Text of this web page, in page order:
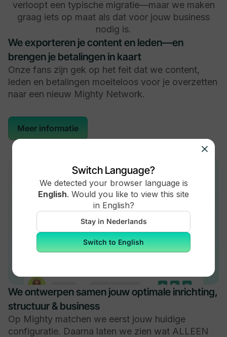
verloopt een typische migratie—maar we maken
graag iets op maat als dat voor jouw business
nodig is.
We exporteren je content en leden—en
brengen je betalingen in kaart
Onze fans zijn gek op het feit dat we content,
leden en betalingen moeiteloos voor je overzetten
naar een nieuw Mighty Network.
Meer informatie
We ontwerpen samen jouw optimale inrichting,
structuur & business
Op Mighty matchen we eerst jouw huidige
configuratie. Daarna laten we zien wat ALLEEN
Switch Language?
We detected your browser language is
English. Would you like to view this site
in English?
Stay in Nederlands
Switch to English